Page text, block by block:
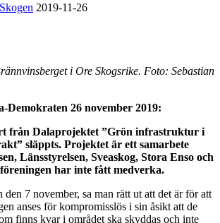
2019-11-26
i Ore Skogsrike. Foto: Sebastian
Demokraten 26 november 2019:
från Dalaprojektet ”Grön infrastruktur i
släppts. Projektet är ett samarbete
Länsstyrelsen, Sveaskog, Stora Enso och
har inte fått medverka.
den 7 november, sa man rätt ut att det är för att
anses för kompromisslös i sin åsikt att de
finns kvar i området ska skyddas och inte